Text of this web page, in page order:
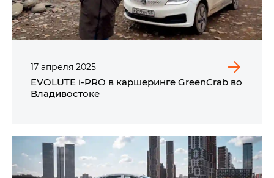
17 апреля 2025
EVOLUTE i‑PRO в каршеринге GreenCrab во
Владивостоке